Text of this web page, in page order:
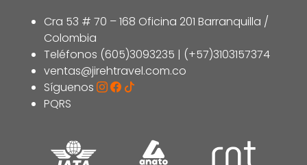
Cra 53 # 70 – 168 Oficina 201 Barranquilla /
Colombia
Teléfonos (605)3093235 | (+57)3103157374
ventas@jirehtravel.com.co
Síguenos
PQRS